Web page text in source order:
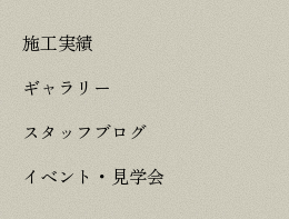
施工実績
ギャラリー
スタッフブログ
イベント・見学会